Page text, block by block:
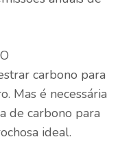
carbono para
Mas é necessária
de carbono para
ideal.